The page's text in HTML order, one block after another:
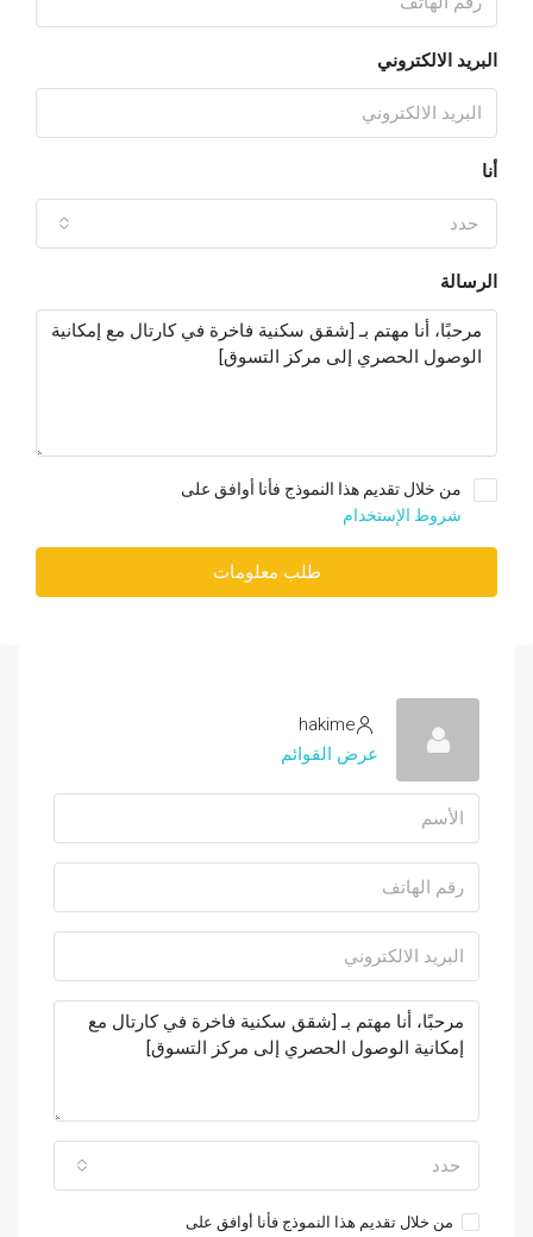
البريد الالكتروني
أنا
حدد
الرسالة
من خلال تقديم هذا النموذج فأنا أوافق على
شروط الإستخدام
طلب معلومات
hakime
عرض القوائم
حدد
من خلال تقديم هذا النموذج فأنا أوافق على